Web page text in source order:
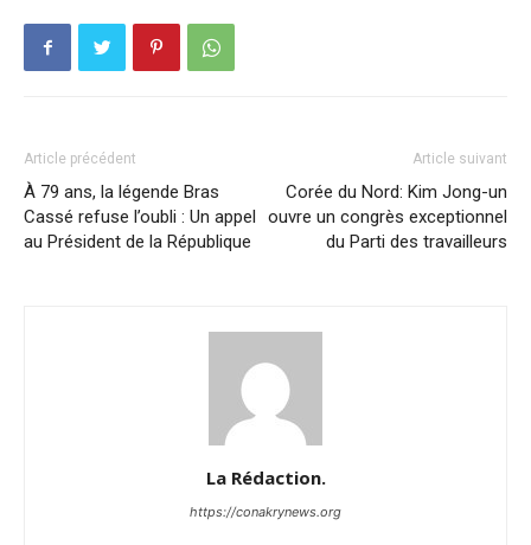
Article précédent
À 79 ans, la légende Bras
Cassé refuse l’oubli : Un appel
au Président de la République
Article suivant
Corée du Nord: Kim Jong-un
ouvre un congrès exceptionnel
du Parti des travailleurs
La Rédaction.
https://conakrynews.org